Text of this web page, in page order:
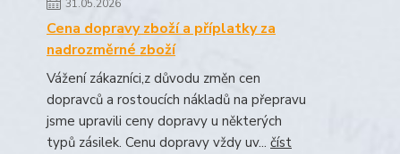
31.05.2026
Cena dopravy zboží a příplatky za
nadrozměrné zboží
Vážení zákazníci,z důvodu změn cen
dopravců a rostoucích nákladů na přepravu
jsme upravili ceny dopravy u některých
typů zásilek. Cenu dopravy vždy uv... číst